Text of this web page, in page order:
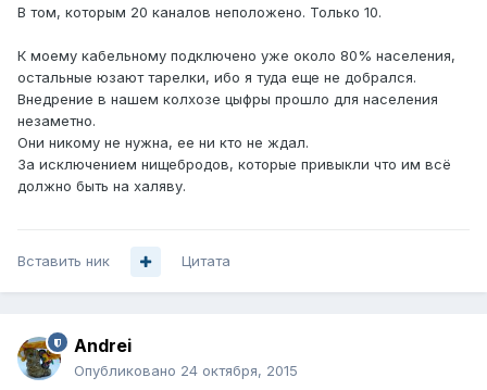
В том, которым 20 каналов неположено. Только 10.
К моему кабельному подключено уже около 80% населения,
остальные юзают тарелки, ибо я туда еще не добрался.
Внедрение в нашем колхозе цыфры прошло для населения
незаметно.
Они никому не нужна, ее ни кто не ждал.
За исключением нищебродов, которые привыкли что им всё
должно быть на халяву.
Вставить ник Цитата
Andrei
Опубликовано 24 октября, 2015